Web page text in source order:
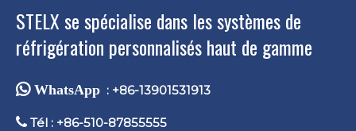
STELX se spécialise dans les systèmes de
réfrigération personnalisés haut de gamme
 WhatsApp : +86-13901531913
 Tél : +86-510-87855555